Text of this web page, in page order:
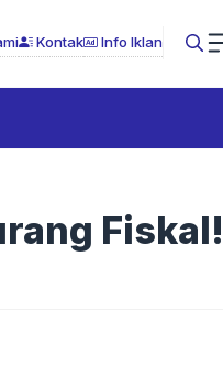
Kontak Info Iklan
Fiskal!